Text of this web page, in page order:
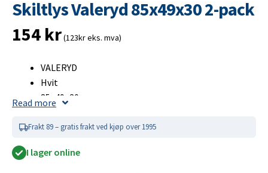
Skiltlys Valeryd 85x49x30 2-pack
154 kr(123kr eks. mva)
VALERYD
Hvit
85×49×30 mm
Kabelkontakt
Read more
Frakt 89 – gratis frakt ved kjøp over 1995
I lager online